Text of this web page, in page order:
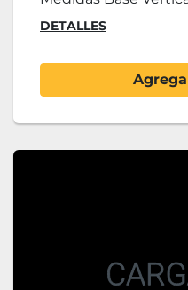
DETALLES